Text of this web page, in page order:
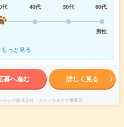
代 40代 50代
60代
男性
もっと見る
募へ進む 詳しく見る
シング株式会社 メディカルケア事業部